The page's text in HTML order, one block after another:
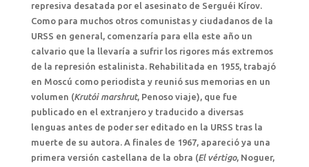
represiva desatada por el asesinato de Serguéi Kírov.
Como para muchos otros comunistas y ciudadanos de la
URSS en general, comenzaría para ella este año un
calvario que la llevaría a sufrir los rigores más extremos
de la represión estalinista. Rehabilitada en 1955, trabajó
en Moscú como periodista y reunió sus memorias en un
volumen (Krutói marshrut, Penoso viaje), que fue
publicado en el extranjero y traducido a diversas
lenguas antes de poder ser editado en la URSS tras la
muerte de su autora. A finales de 1967, apareció ya una
primera versión castellana de la obra (El vértigo, Noguer,